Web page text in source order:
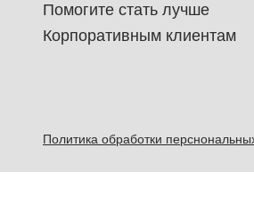
Помогите стать лучше
Корпоративным клиентам
Политика обработки